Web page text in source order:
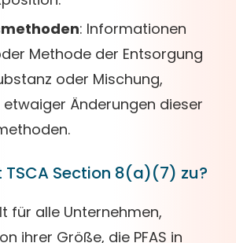
: Informationen
Methode der Entsorgung
oder Mischung,
Änderungen dieser
Section 8(a)(7) zu?
für alle Unternehmen,
ihrer Größe, die PFAS in